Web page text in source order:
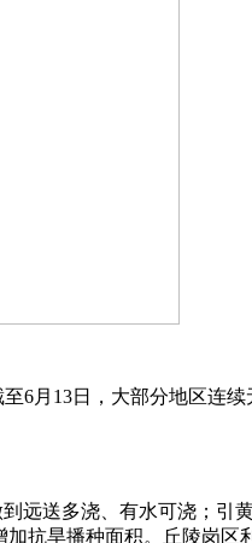
13日，大部分地区连续
多浇、有水可浇；引黄
抗旱播种面积。丘陵岗